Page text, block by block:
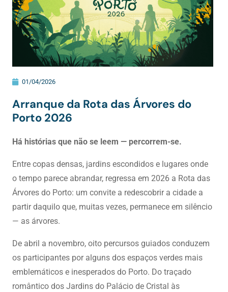
01/04/2026
Arranque da Rota das Árvores do
Porto 2026
Há histórias que não se leem — percorrem-se.
Entre copas densas, jardins escondidos e lugares onde
o tempo parece abrandar, regressa em 2026 a Rota das
Árvores do Porto: um convite a redescobrir a cidade a
partir daquilo que, muitas vezes, permanece em silêncio
— as árvores.
De abril a novembro, oito percursos guiados conduzem
os participantes por alguns dos espaços verdes mais
emblemáticos e inesperados do Porto. Do traçado
romântico dos Jardins do Palácio de Cristal às